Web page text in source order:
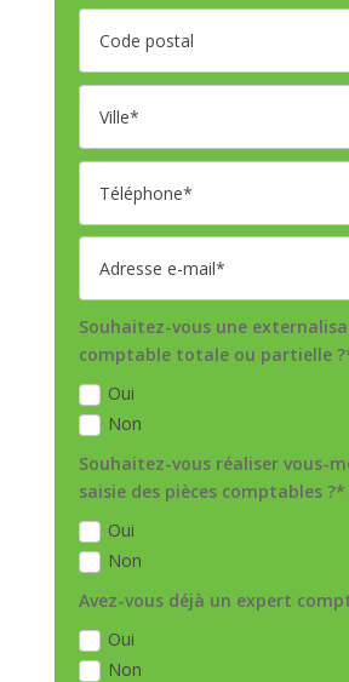
Souhaitez-vous une
comptable totale ou partielle
Oui
Non
Souhaitez-vous réaliser vous-
saisie des pièces comptables ?*
Oui
Non
Avez-vous déjà un expert
Oui
Non